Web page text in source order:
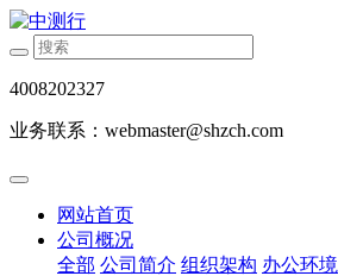
4008202327
业务联系：webmaster@shzch.com
网站首页
公司概况
全部 公司简介 组织架构 办公环境